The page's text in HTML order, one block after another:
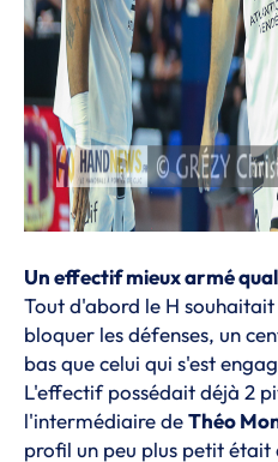
Un effectif mieux armé
Tout d'abord le H
bloquer les défenses, un
bas que celui qui s'est
L'effectif possédait déjà 2
l'intermédiaire deThéo
profil un peu plus petit était